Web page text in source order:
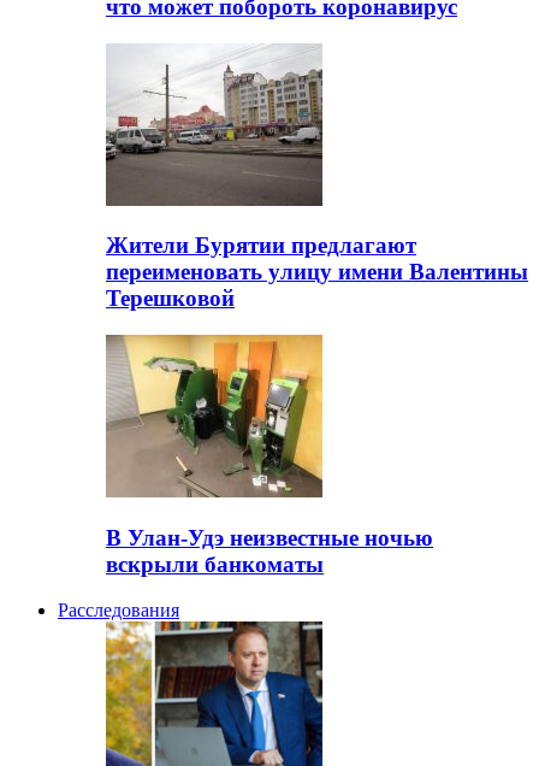
что может побороть коронавирус
Жители Бурятии предлагают
переименовать улицу имени Валентины
Терешковой
В Улан-Удэ неизвестные ночью
вскрыли банкоматы
Расследования